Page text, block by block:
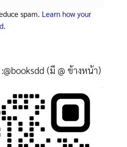
spam. Learn how your
(มี @ ข้างหน้า)